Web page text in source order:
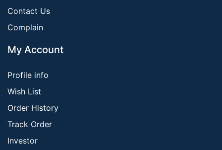
Contact Us
Complain
My Account
Profile info
Wish List
Order History
Track Order
Investor